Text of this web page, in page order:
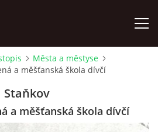
Města a městyse
a měšťanská škola dívčí
Staňkov
a měšťanská škola dívčí